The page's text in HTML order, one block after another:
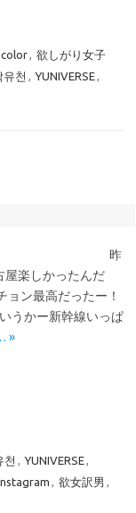
, 欲しがり女子
유천 , YUNIVERSE,
昨
屋楽しかったんだ
ン最高だったー！
うかー新幹線いっぱ
»
천 , YUNIVERSE,
, 欲女訳男 ,